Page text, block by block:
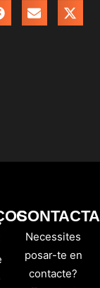
Necessites
posar-te en
contacte?